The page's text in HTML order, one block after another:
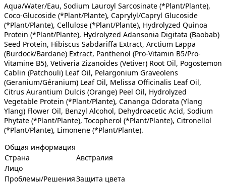
Aqua/Water/Eau, Sodium Lauroyl Sarcosinate (*Plant/Plante),
Coco-Glucoside (*Plant/Plante), Caprylyl/Capryl Glucoside
(*Plant/Plante), Cellulose (*Plant/Plante), Hydrolyzed Quinoa
Protein (*Plant/Plante), Hydrolyzed Adansonia Digitata (Baobab)
Seed Protein, Hibiscus Sabdariffa Extract, Arctium Lappa
(Burdock/Bardane) Extract, Panthenol (Pro-Vitamin B5/Pro-
Vitamine B5), Vetiveria Zizanoides (Vetiver) Root Oil, Pogostemon
Cablin (Patchouli) Leaf Oil, Pelargonium Graveolens
(Geranium/Géranium) Leaf Oil, Melissa Officinalis Leaf Oil,
Citrus Aurantium Dulcis (Orange) Peel Oil, Hydrolyzed
Vegetable Protein (*Plant/Plante), Cananga Odorata (Ylang
Ylang) Flower Oil, Benzyl Alcohol, Dehydroacetic Acid, Sodium
Phytate (*Plant/Plante), Tocopherol (*Plant/Plante), Citronellol
(*Plant/Plante), Limonene (*Plant/Plante).
Общая информация
Страна
Австралия
Лицо
Проблемы/РешенияЗащита цвета